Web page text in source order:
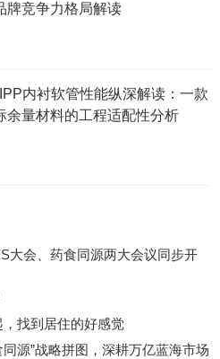
牌竞争力格局解读
内衬软管性能纵深解读：一款
余量材料的工程适配性分析
大会、药食同源两大会议同步开
找到居住的好感觉
源”战略拼图，深耕万亿蓝海市场